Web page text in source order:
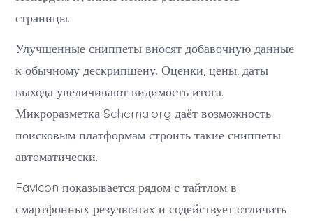
страницы.
Улучшенные сниппеты вносят добавочную данные
к обычному дескрипшену. Оценки, цены, даты
выхода увеличивают видимость итога.
Микроразметка Schema.org даёт возможность
поисковым платформам строить такие сниппеты
автоматически.
Favicon показывается рядом с тайтлом в
смартфонных результатах и содействует отличить